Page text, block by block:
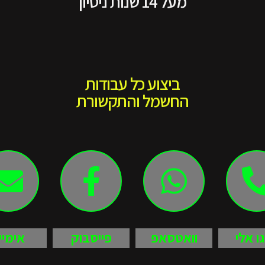
ביצוע כל עבודות
החשמל והתקשורת
אלי וואטסאפ פייסבוק